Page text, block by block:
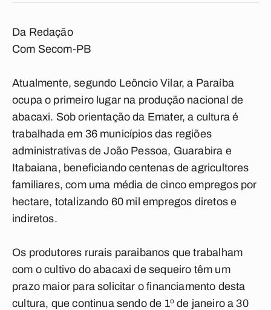
Da Redação
Com Secom-PB
Atualmente, segundo Leôncio Vilar, a Paraíba
ocupa o primeiro lugar na produção nacional de
abacaxi. Sob orientação da Emater, a cultura é
trabalhada em 36 municípios das regiões
administrativas de João Pessoa, Guarabira e
Itabaiana, beneficiando centenas de agricultores
familiares, com uma média de cinco empregos por
hectare, totalizando 60 mil empregos diretos e
indiretos.
Os produtores rurais paraibanos que trabalham
com o cultivo do abacaxi de sequeiro têm um
prazo maior para solicitar o financiamento desta
cultura, que continua sendo de 1º de janeiro a 30